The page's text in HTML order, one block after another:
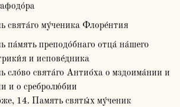
свята́го му́ченика Флоре́нтия
па́мять преподо́бнаго отца́ на́шего
и испове́дника
сло́во свята́го Антио́ха о мздоима́нии и
и о сребролю́бии
14. Память святы́х му́ченик